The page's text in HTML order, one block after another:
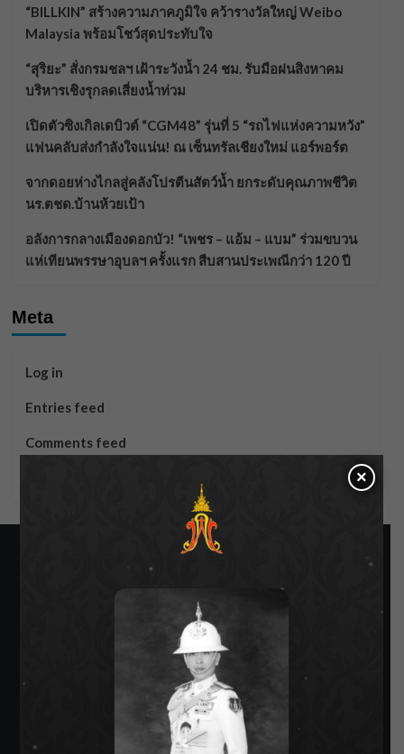
“BILLKIN” สร้างความภาคภูมิใจ คว้ารางวัลใหญ่ Weibo
Malaysia พร้อมโชว์สุดประทับใจ
“สุริยะ” สั่งกรมชลฯ เฝ้าระวังน้ำ 24 ชม. รับมือฝนสิงหาคม
บริหารเชิงรุกลดเสี่ยงน้ำท่วม
เปิดตัวซิงเกิลเดบิวต์ “CGM48” รุ่นที่ 5 “รถไฟแห่งความหวัง”
แฟนคลับส่งกำลังใจแน่น! ณ เซ็นทรัลเชียงใหม่ แอร์พอร์ต
จากดอยห่างไกลสู่คลังโปรตีนสัตว์น้ำ ยกระดับคุณภาพชีวิต
นร.ตชด.บ้านห้วยเป้า
อลังการกลางเมืองดอกบัว! “เพชร – แอ้ม – แบม” ร่วมขบวน
แห่เทียนพรรษาอุบลฯ ครั้งแรก สืบสานประเพณีกว่า 120 ปี
Meta
Log in
Entries feed
Comments feed
SIAMRATH VARIETY
×